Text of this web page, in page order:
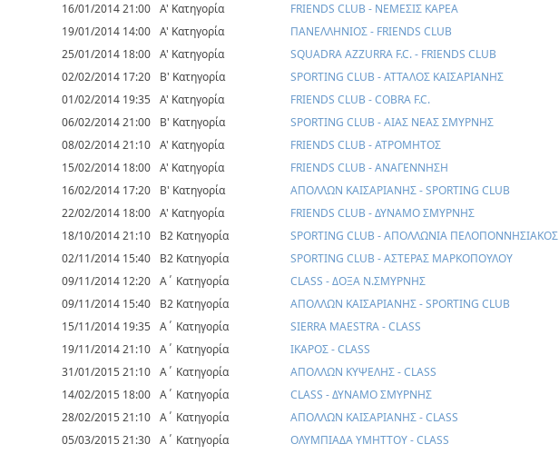
16/01/2014 21:00 Α' Κατηγορία FRIENDS CLUB - ΝΕΜΕΣΙΣ ΚΑΡΕΑ
19/01/2014 14:00 Α' Κατηγορία ΠΑΝΕΛΛΗΝΙΟΣ - FRIENDS CLUB
25/01/2014 18:00 Α' Κατηγορία SQUADRA AZZURRA F.C. - FRIENDS CLUB
02/02/2014 17:20
Β' Κατηγορία SPORTING CLUB - ΑΤΤΑΛΟΣ ΚΑΙΣΑΡΙΑΝΗΣ
01/02/2014 19:35 Α' Κατηγορία FRIENDS CLUB - COBRA F.C.
06/02/2014 21:00
Β' Κατηγορία SPORTING CLUB - ΑΙΑΣ ΝΕΑΣ ΣΜΥΡΝΗΣ
08/02/2014 21:10 Α' Κατηγορία FRIENDS CLUB - ΑΤΡΟΜΗΤΟΣ
15/02/2014 18:00 Α' Κατηγορία FRIENDS CLUB - ΑΝΑΓΕΝΝΗΣΗ
16/02/2014 17:20
Β' Κατηγορία ΑΠΟΛΛΩΝ ΚΑΙΣΑΡΙΑΝΗΣ - SPORTING CLUB
22/02/2014 18:00 Α' Κατηγορία FRIENDS CLUB - ΔΥΝΑΜΟ ΣΜΥΡΝΗΣ
18/10/2014 21:10
Β2 Κατηγορία SPORTING CLUB - ΑΠΟΛΛΩΝΙΑ ΠΕΛΟΠΟΝΝΗΣΙΑΚΟΣ
02/11/2014 15:40
Β2 Κατηγορία SPORTING CLUB - ΑΣΤΕΡΑΣ ΜΑΡΚΟΠΟΥΛΟΥ
09/11/2014 12:20 Α΄ Κατηγορία CLASS - ΔΟΞΑ Ν.ΣΜΥΡΝΗΣ
09/11/2014 15:40
Β2 Κατηγορία ΑΠΟΛΛΩΝ ΚΑΙΣΑΡΙΑΝΗΣ - SPORTING CLUB
15/11/2014 19:35 Α΄ Κατηγορία SIERRA MAESTRA - CLASS
19/11/2014 21:10 Α΄ Κατηγορία ΙΚΑΡΟΣ - CLASS
31/01/2015 21:10 Α΄ Κατηγορία ΑΠΟΛΛΩΝ ΚΥΨΕΛΗΣ - CLASS
14/02/2015 18:00 Α΄ Κατηγορία CLASS - ΔΥΝΑΜΟ ΣΜΥΡΝΗΣ
28/02/2015 21:10 Α΄ Κατηγορία ΑΠΟΛΛΩΝ ΚΑΙΣΑΡΙΑΝΗΣ - CLASS
05/03/2015 21:30 Α΄ Κατηγορία ΟΛΥΜΠΙΑΔΑ ΥΜΗΤΤΟΥ - CLASS